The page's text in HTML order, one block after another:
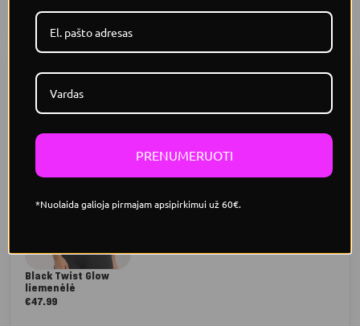
UŽBAIK DERINĮ
Tos pačios kolekcijos deriniai
Ta pati spalva, ta pati
Black Twist Glow
liemenėlė
€47.99
PRENUMERUOTI
*Nuolaida galioja pirmajam apsipirkimui už 60€.